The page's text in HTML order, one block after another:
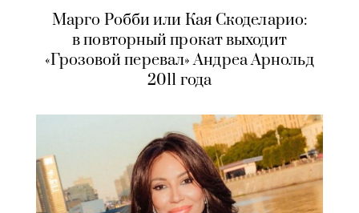
Марго Робби или Кая Скоделарио:
в повторный прокат выходит
«Грозовой перевал» Андреа Арнольд
2011 года